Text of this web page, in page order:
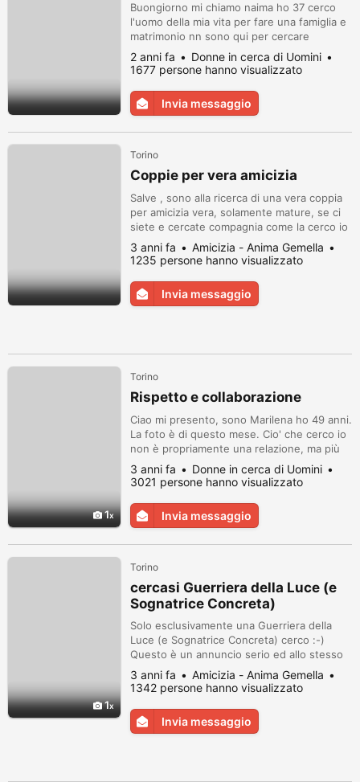
Buongiorno mi chiamo naima ho 37 cerco
l'uomo della mia vita per fare una famiglia e
matrimonio nn sono qui per cercare
avventure sono una ragazza molto seria e
gelosa della persona che sta con me chi è
veramente interessato si prega di
contattare al numero 3804651694 grazie
attenzione nn mi piace bugie nn accetto
2 anni fa
Donne in cerca di Uomini
1677 persone hanno visualizzato
Invia messaggio
Torino
Coppie per vera amicizia
Salve , sono alla ricerca di una vera coppia
per amicizia vera, solamente mature, se ci
siete e cercate compagnia come la cerco io
contattatemi su Wechapp al 3713454241. E
molto triste rimanere soli , parlare e uscite
e una buona medicina, se ci siete
contattatemi grazie..
3 anni fa
Amicizia - Anima Gemella
1235 persone hanno visualizzato
Invia messaggio
1
Torino
Rispetto e collaborazione
Ciao mi presento, sono Marilena ho 49 anni.
La foto è di questo mese. Cio' che cerco io
non è propriamente una relazione, ma più
una collaborazione lavorativa (sono
comunque una persona libera, e chissà che
qualcosa di positivo non possa accadere).
Cerco un bravo uomo che mi offra vitto e
alloggio ed un minimo compenso (un
3 anni fa
Donne in cerca di Uomini
3021 persone hanno visualizzato
Invia messaggio
1
Torino
cercasi Guerriera della Luce (e
Sognatrice Concreta)
Solo esclusivamente una Guerriera della
Luce (e Sognatrice Concreta) cerco :-)
Questo è un annuncio serio ed allo stesso
tempo una proposta concreta :-) solo una
Donna in risonanza con lo stesso potrebbe
rispondervi se non si farà frenare da certe
Paure ... sono un uomo che altri
definirebbero "maturo" (ma le definizioni mi
3 anni fa
Amicizia - Anima Gemella
1342 persone hanno visualizzato
Invia messaggio